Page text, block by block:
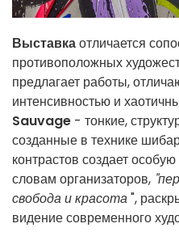
Выставкаотличается
противоположных
предлагает работы,
интенсивностью и
Sauvage - тонкие,
созданные в технике
контрастов создает
словам организаторов,
свобода и красота",
видение современного